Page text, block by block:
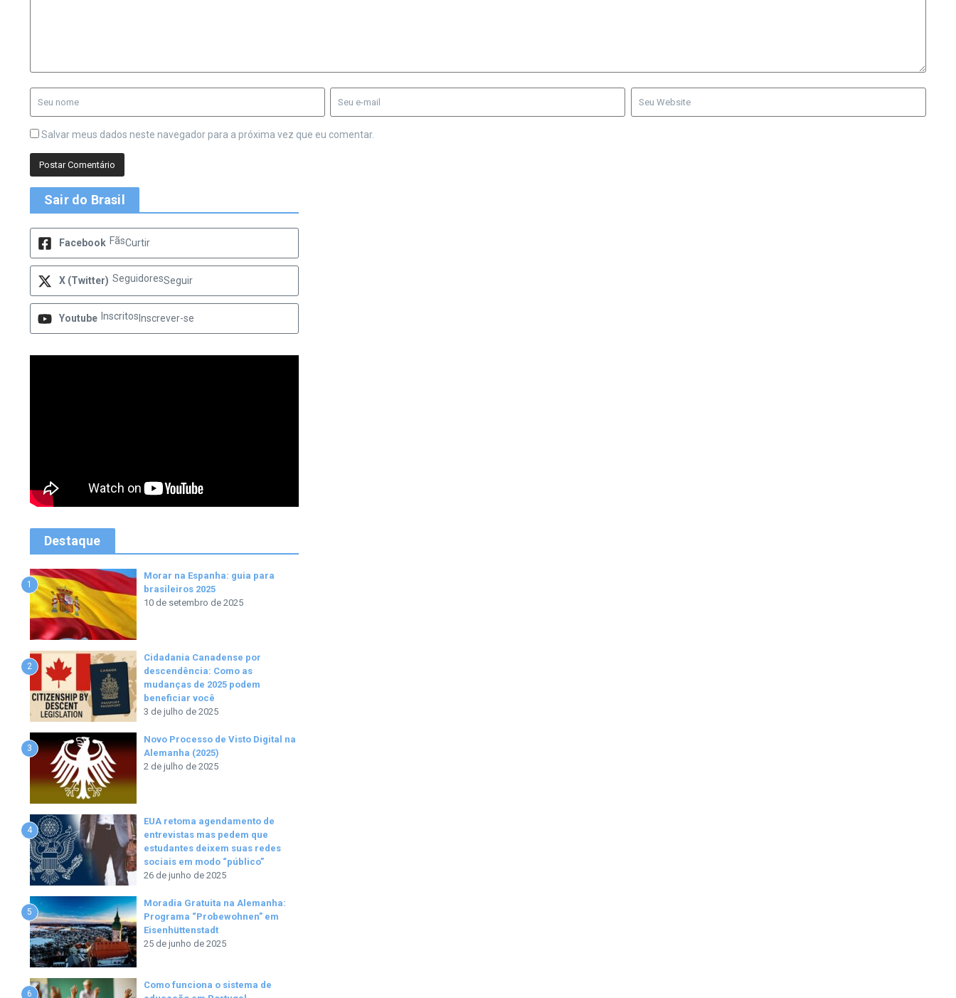
Salvar meus dados neste navegador para a próxima vez que eu comentar.
Sair do Brasil
Facebook FãsCurtir
X (Twitter) SeguidoresSeguir
Youtube Inscritos Inscrever-se
Destaque
1
Morar na Espanha: guia para
brasileiros 2025
10 de setembro de 2025
2
Cidadania Canadense por
descendência: Como as
mudanças de 2025 podem
beneficiar você
3 de julho de 2025
3
Novo Processo de Visto Digital na
Alemanha (2025)
2 de julho de 2025
4
EUA retoma agendamento de
entrevistas mas pedem que
estudantes deixem suas redes
sociais em modo “público”
26 de junho de 2025
5
Moradia Gratuita na Alemanha:
Programa “Probewohnen” em
Eisenhüttenstadt
25 de junho de 2025
6
Como funciona o sistema de